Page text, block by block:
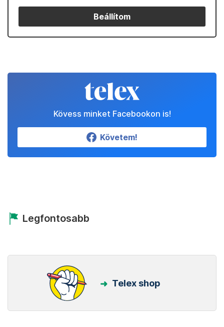
Beállítom
Kövess minket Facebookon is!
Követem!
Legfontosabb
Telex shop